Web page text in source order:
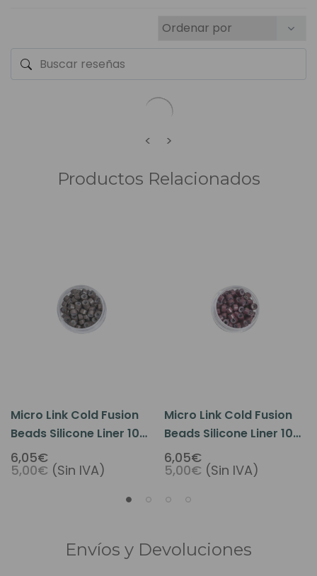
< >
Productos Relacionados
Micro Link Cold Fusion
Beads Silicone Liner 100
Beads Baking Paint Light
Brown Color
6,05€
5,00€ (Sin IVA)
Micro Link Cold Fusion
Beads Silicone Liner 100
Beads Baking Paint
Burgundy Color
6,05€
5,00€ (Sin IVA)
Envíos y Devoluciones